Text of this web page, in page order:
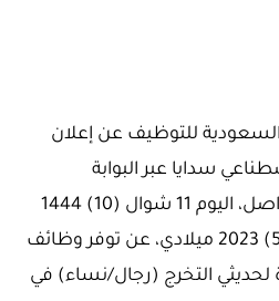
للتوظيف عن إعلان
سدايا عبر البوابة
الإليكترونية الرسمية للتواصل، اليوم 11 شوال (10) 1444
هجري الموافق 01 ماي (5) 2023 ميلادي، عن توفر وظائف
التخرج (رجال/نساء) في